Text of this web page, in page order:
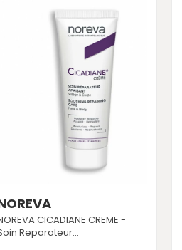
CICADIANE CREME -
Reparateur...